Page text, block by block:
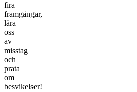
fira
framgångar,
lära
oss
av
misstag
och
prata
om
besvikelser!